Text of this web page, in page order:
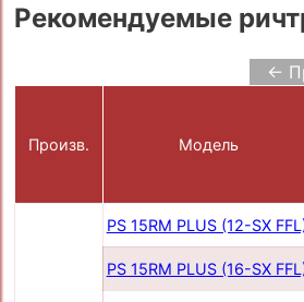
Рекомендуемые
←
Произв. Модель
PS 15RM PLUS (12-SX
PS 15RM PLUS (16-SX